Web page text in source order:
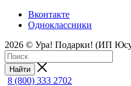
Вконтакте
Одноклассники
2026 © Ура! Подарки! (ИП
Найти
8 (800) 333 2702